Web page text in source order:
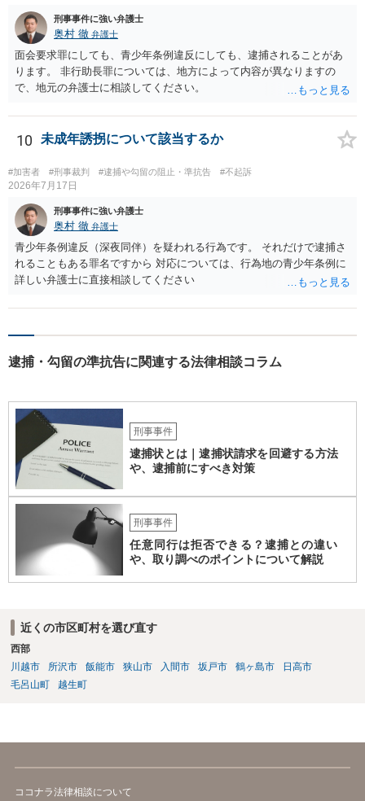
刑事事件に強い弁護士
奥村 徹 弁護士
面会要求罪にしても、青少年条例違反にしても、逮捕されることがあ
ります。 非行助長罪については、地方によって内容が異なりますの
で、地元の弁護士に相談してください。
10 未成年誘拐について該当するか
#加害者 #刑事裁判 #逮捕や勾留の阻止・準抗告 #不起訴
2026年7月17日
刑事事件に強い弁護士
奥村 徹 弁護士
青少年条例違反（深夜同伴）を疑われる行為です。 それだけで逮捕さ
れることもある罪名ですから 対応については、行為地の青少年条例に
詳しい弁護士に直接相談してください
逮捕・勾留の準抗告に関連する法律相談コラム
刑事事件
逮捕状とは｜逮捕状請求を回避する方法
や、逮捕前にすべき対策
刑事事件
任意同行は拒否できる？逮捕との違い
や、取り調べのポイントについて解説
近くの市区町村を選び直す
西部
川越市
所沢市 飯能市 狭山市 入間市 坂戸市 鶴ヶ島市
日高市
毛呂山町
越生町
ココナラ法律相談について